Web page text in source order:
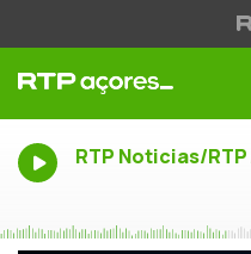
RTP Noticias/RTP